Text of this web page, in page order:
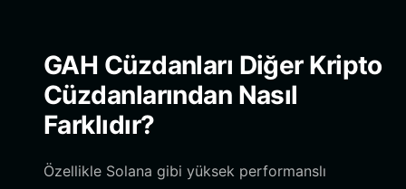
GAH Cüzdanları Diğer Kripto
Cüzdanlarından Nasıl
Farklıdır?
Özellikle Solana gibi yüksek performanslı